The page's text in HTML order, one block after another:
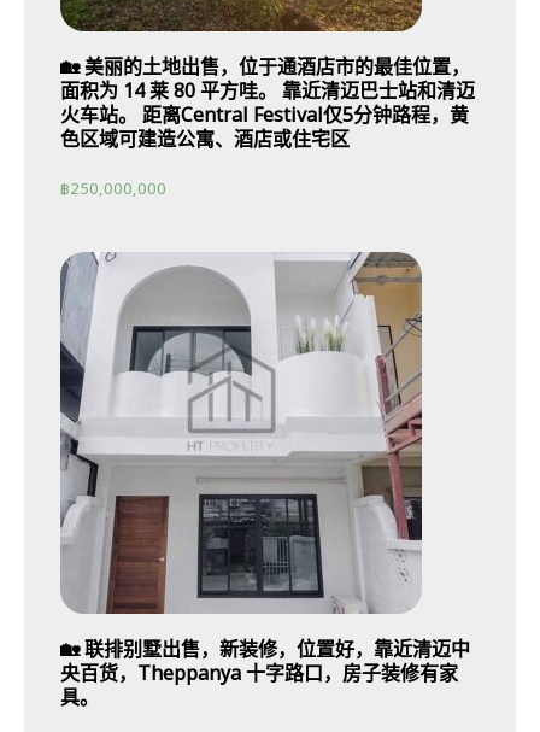
🏡 美丽的土地出售，位于通酒店市的最佳位置，
面积为 14 莱 80 平方哇。 靠近清迈巴士站和清迈
火车站。 距离Central Festival仅5分钟路程，黄
色区域可建造公寓、酒店或住宅区
฿250,000,000
🏡 联排别墅出售，新装修，位置好，靠近清迈中
央百货，Theppanya 十字路口，房子装修有家
具。